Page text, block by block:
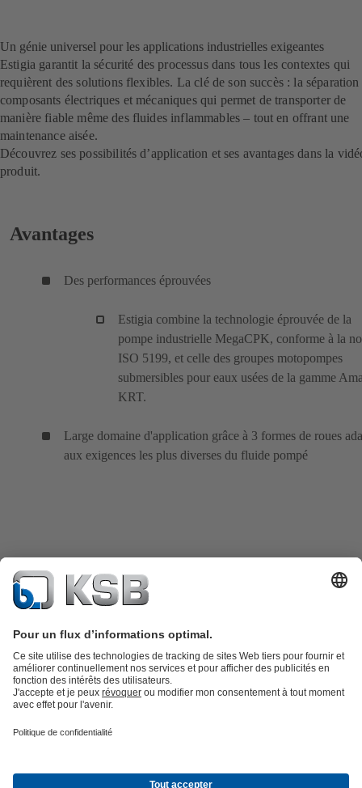
Un génie universel pour les applications industrielles exigeantes
Estigia garantit la sécurité des processus dans tous les contextes qui
requièrent des solutions flexibles. La clé de son succès : la séparation
composants électriques et mécaniques qui permet de transporter de
manière fiable même des fluides inflammables – tout en offrant une
maintenance aisée.
Découvrez ses possibilités d’application et ses avantages dans la
produit.
Avantages
Des performances éprouvées
Estigia combine la technologie éprouvée de la
pompe industrielle MegaCPK, conforme à la
ISO 5199, et celle des groupes motopompes
submersibles pour eaux usées de la gamme
KRT.
Large domaine d'application grâce à 3 formes de roues
aux exigences les plus diverses du fluide pompé
service : service premium pour les pompes et les robinets